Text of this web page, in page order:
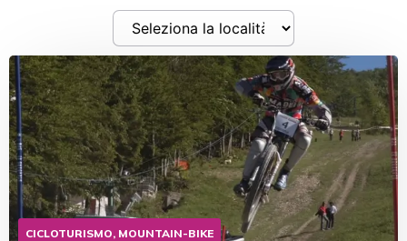
CICLOTURISMO, MOUNTAIN-BIKE